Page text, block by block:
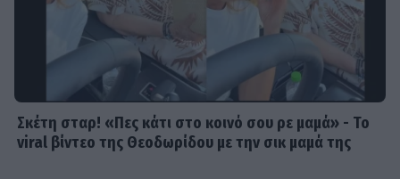
Σκέτη σταρ! «Πες κάτι στο κοινό σου ρε μαμά» - Το
viral βίντεο της Θεοδωρίδου με την σικ μαμά της